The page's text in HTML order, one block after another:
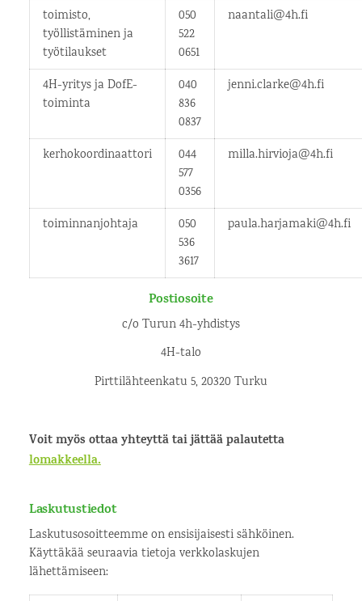
toimisto,
työllistäminen ja
työtilaukset
050
522
0651
naantali@4h.fi
4H-yritys ja DofE-
toiminta
040
836
0837
jenni.clarke@4h.fi
kerhokoordinaattori
044
577
0356
milla.hirvioja@4h.fi
toiminnanjohtaja
050
536
3617
paula.harjamaki@4h.fi
Postiosoite
c/o Turun 4h-yhdistys
4H-talo
Pirttilähteenkatu 5, 20320 Turku
Voit myös ottaa yhteyttä tai jättää palautetta
lomakkeella.
Laskutustiedot
Laskutusosoitteemme on ensisijaisesti sähköinen.
Käyttäkää seuraavia tietoja verkkolaskujen
lähettämiseen: